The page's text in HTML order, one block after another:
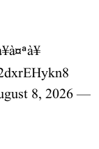
— Congress (@INCIndia)
8, 2026